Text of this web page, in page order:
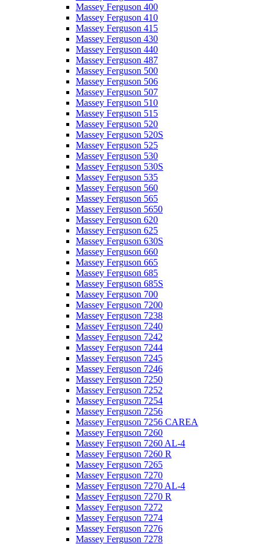
Massey Ferguson 400
Massey Ferguson 410
Massey Ferguson 415
Massey Ferguson 430
Massey Ferguson 440
Massey Ferguson 487
Massey Ferguson 500
Massey Ferguson 506
Massey Ferguson 507
Massey Ferguson 510
Massey Ferguson 515
Massey Ferguson 520
Massey Ferguson 520S
Massey Ferguson 525
Massey Ferguson 530
Massey Ferguson 530S
Massey Ferguson 535
Massey Ferguson 560
Massey Ferguson 565
Massey Ferguson 5650
Massey Ferguson 620
Massey Ferguson 625
Massey Ferguson 630S
Massey Ferguson 660
Massey Ferguson 665
Massey Ferguson 685
Massey Ferguson 685S
Massey Ferguson 700
Massey Ferguson 7200
Massey Ferguson 7238
Massey Ferguson 7240
Massey Ferguson 7242
Massey Ferguson 7244
Massey Ferguson 7245
Massey Ferguson 7246
Massey Ferguson 7250
Massey Ferguson 7252
Massey Ferguson 7254
Massey Ferguson 7256
Massey Ferguson 7256 CAREA
Massey Ferguson 7260
Massey Ferguson 7260 AL-4
Massey Ferguson 7260 R
Massey Ferguson 7265
Massey Ferguson 7270
Massey Ferguson 7270 AL-4
Massey Ferguson 7270 R
Massey Ferguson 7272
Massey Ferguson 7274
Massey Ferguson 7276
Massey Ferguson 7278